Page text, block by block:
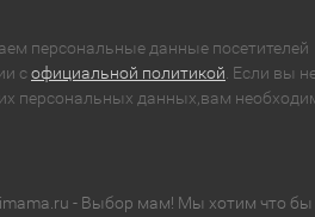
персональные данные посетителей
софициальной политикой. Если вы
персональных данных,вам
- Выбор мам! Мы хотим что бы